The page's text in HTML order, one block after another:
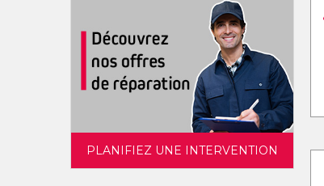
PLANIFIEZ UNE INTERVENTION